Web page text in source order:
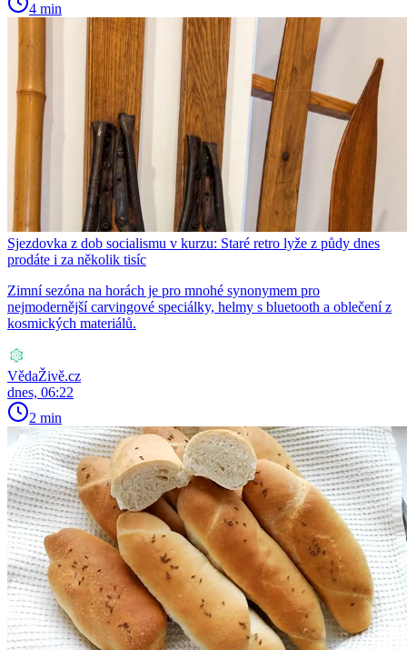
4 min
Sjezdovka z dob socialismu v kurzu: Staré retro lyže z půdy dnes
prodáte i za několik tisíc
Zimní sezóna na horách je pro mnohé synonymem pro
nejmodernější carvingové speciálky, helmy s bluetooth a oblečení z
kosmických materiálů.
VědaŽivě.cz
dnes, 06:22
2 min